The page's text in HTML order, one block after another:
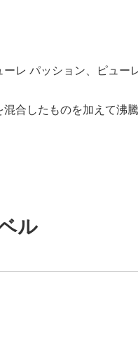
レ パッション、ピュー
合したものを加えて沸
ル